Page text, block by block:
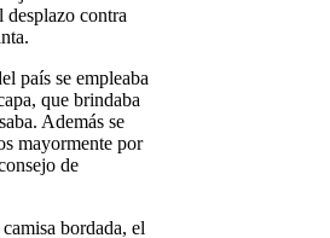
contra
país se empleaba
que brindaba
Además se
mayormente por
de
bordada, el